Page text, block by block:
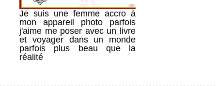
Je suis une femme accro à
mon appareil photo parfois
j'aime me poser avec un livre
et voyager dans un monde
parfois plus beau que la
réalité